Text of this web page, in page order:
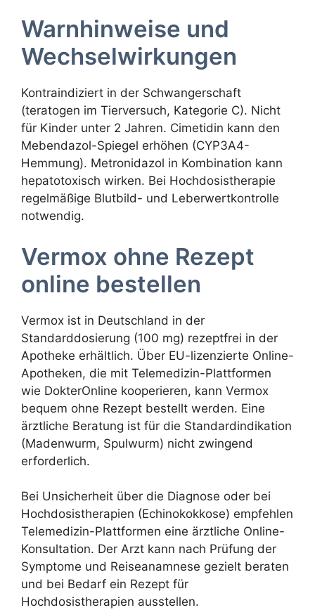
Warnhinweise und
Wechselwirkungen
Kontraindiziert in der Schwangerschaft
(teratogen im Tierversuch, Kategorie C). Nicht
für Kinder unter 2 Jahren. Cimetidin kann den
Mebendazol-Spiegel erhöhen (CYP3A4-
Hemmung). Metronidazol in Kombination kann
hepatotoxisch wirken. Bei Hochdosistherapie
regelmäßige Blutbild- und Leberwertkontrolle
notwendig.
Vermox ohne Rezept
online bestellen
Vermox ist in Deutschland in der
Standarddosierung (100 mg) rezeptfrei in der
Apotheke erhältlich. Über EU-lizenzierte Online-
Apotheken, die mit Telemedizin-Plattformen
wie DokterOnline kooperieren, kann Vermox
bequem ohne Rezept bestellt werden. Eine
ärztliche Beratung ist für die Standardindikation
(Madenwurm, Spulwurm) nicht zwingend
erforderlich.
Bei Unsicherheit über die Diagnose oder bei
Hochdosistherapien (Echinokokkose) empfehlen
Telemedizin-Plattformen eine ärztliche Online-
Konsultation. Der Arzt kann nach Prüfung der
Symptome und Reiseanamnese gezielt beraten
und bei Bedarf ein Rezept für
Hochdosistherapien ausstellen.